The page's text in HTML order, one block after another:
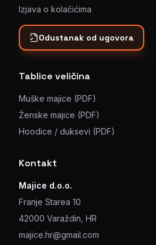
Izjava o kolačićima
Odustanak od ugovora
Tablice veličina
Muške majice (PDF)
Ženske majice (PDF)
Hoodice / duksevi (PDF)
Kontakt
Majice d.o.o.
Franje Starea 10
42000 Varaždin, HR
majice.hr@gmail.com